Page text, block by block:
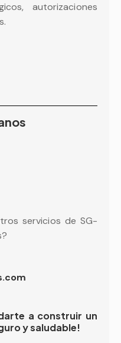
autorizaciones
servicios de SG-
a construir un
y saludable!